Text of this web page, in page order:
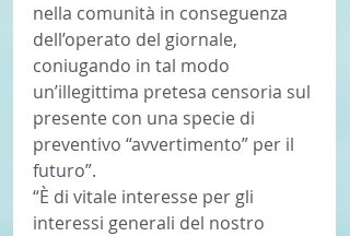
nella comunità in conseguenza
dell’operato del giornale,
coniugando in tal modo
un’illegittima pretesa censoria sul
presente con una specie di
preventivo “avvertimento” per il
futuro”.
“È di vitale interesse per gli
interessi generali del nostro